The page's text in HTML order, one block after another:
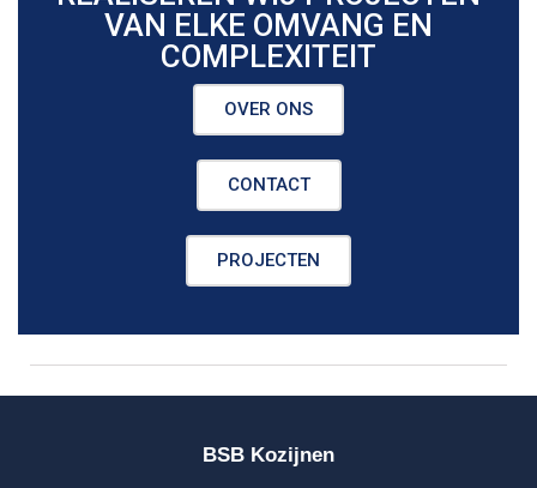
VAN ELKE OMVANG EN
COMPLEXITEIT
OVER ONS
CONTACT
PROJECTEN
BSB Kozijnen